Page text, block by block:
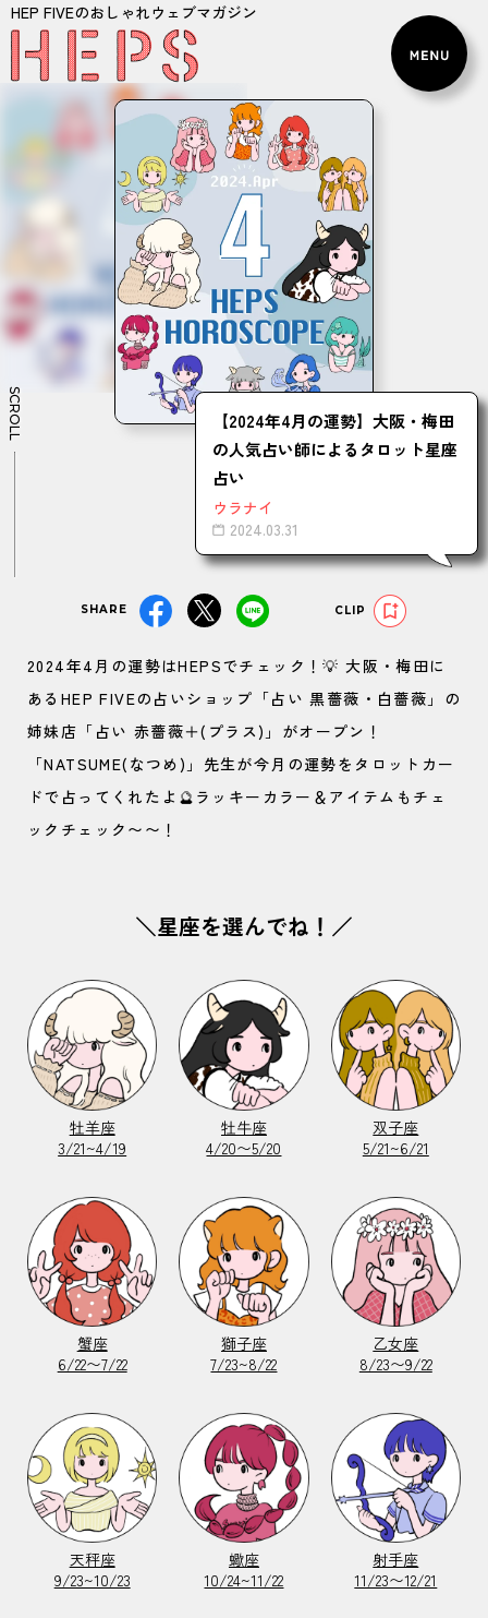
HEP FIVEのおしゃれウェブマガジン
【2024年4月の運勢】大阪・梅田
の人気占い師によるタロット星座
占い
ウラナイ
2024.03.31
SCROLL
SHARE CLIP
2024年4月の運勢はHEPSでチェック！💡 大阪・梅田に
あるHEP FIVEの占いショップ「占い 黒薔薇・白薔薇」の
姉妹店「占い 赤薔薇＋(プラス)」がオープン！
「NATSUME(なつめ)」先生が今月の運勢をタロットカー
ドで占ってくれたよ🔮ラッキーカラー＆アイテムもチェ
ックチェック〜〜！
＼星座を選んでね！／
牡羊座
3/21~4/19
牡牛座
4/20〜5/20
双子座
5/21~6/21
蟹座
6/22〜7/22
獅子座
7/23~8/22
乙女座
8/23〜9/22
天秤座
9/23~10/23
蠍座
10/24~11/22
射手座
11/23〜12/21